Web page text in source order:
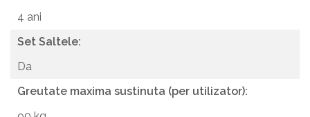
4 ani
Set Saltele:
Da
Greutate maxima sustinuta (per utilizator):